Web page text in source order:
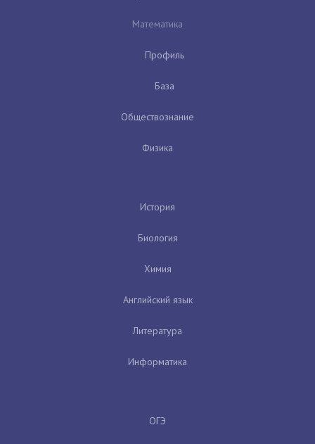
Математика
Профиль
База
Обществознание
Физика
История
Биология
Химия
Английский язык
Литература
Информатика
ОГЭ